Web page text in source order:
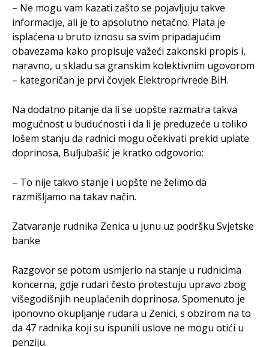
– Ne mogu vam kazati zašto se pojavljuju takve
informacije, ali je to apsolutno netačno. Plata je
isplaćena u bruto iznosu sa svim pripadajućim
obavezama kako propisuje važeći zakonski propis i,
naravno, u skladu sa granskim kolektivnim ugovorom
– kategoričan je prvi čovjek Elektroprivrede BiH.
Na dodatno pitanje da li se uopšte razmatra takva
mogućnost u budućnosti i da li je preduzeće u toliko
lošem stanju da radnici mogu očekivati prekid uplate
doprinosa, Buljubašić je kratko odgovorio:
– To nije takvo stanje i uopšte ne želimo da
razmišljamo na takav način.
Zatvaranje rudnika Zenica u junu uz podršku Svjetske
banke
Razgovor se potom usmjerio na stanje u rudnicima
koncerna, gdje rudari često protestuju upravo zbog
višegodišnjih neuplaćenih doprinosa. Spomenuto je
iponovno okupljanje rudara u Zenici, s obzirom na to
da 47 radnika koji su ispunili uslove ne mogu otići u
penziju.